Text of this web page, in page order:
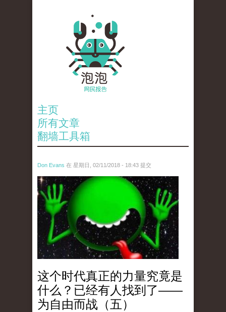
主页
所有文章
翻墙工具箱
Don Evans 在 星期日, 02/11/2018 - 18:43 提交
wechatimg1429.jpeg
这个时代真正的力量究竟是
什么？已经有人找到了——
为自由而战（五）